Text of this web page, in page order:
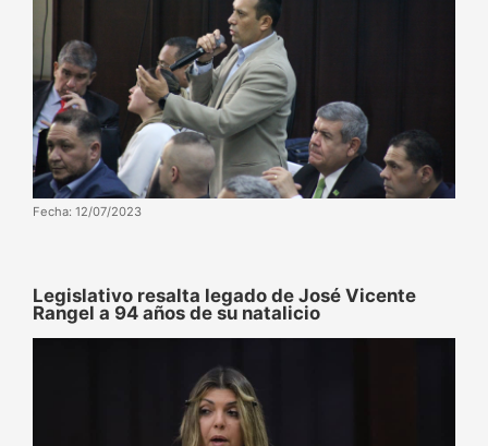
Fecha: 12/07/2023
Legislativo resalta legado de José Vicente
Rangel a 94 años de su natalicio